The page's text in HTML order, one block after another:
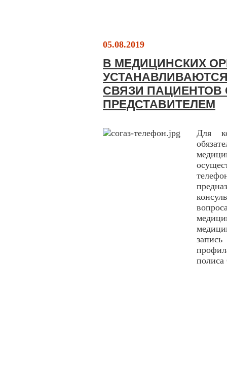
05.08.2019
В МЕДИЦИНСКИХ
СВЯЗИ
ПРЕДСТАВИТЕЛЕМ
Для